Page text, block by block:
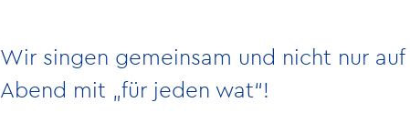
Wir singen gemeinsam und nicht nur
Abend mit „für jeden wat“!